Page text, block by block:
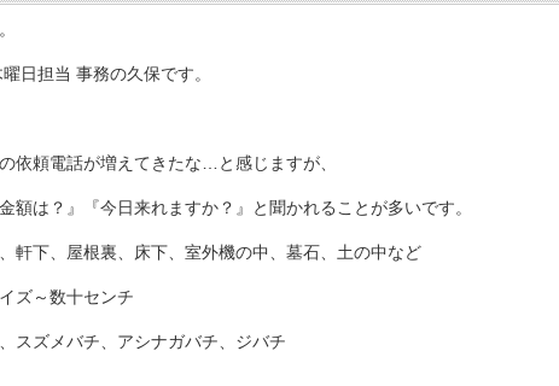
日担当 事務の久保です。
依頼電話が増えてきたな…と感じますが、
額は？』『今日来れますか？』と聞かれることが多いです。
軒下、屋根裏、床下、室外機の中、墓石、土の中など
ズ～数十センチ
スズメバチ、アシナガバチ、ジバチ